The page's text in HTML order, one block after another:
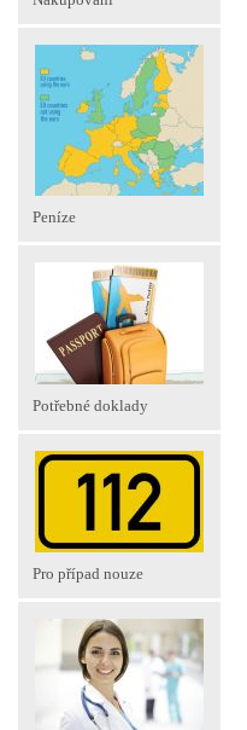
Peníze
Potřebné doklady
Pro případ nouze